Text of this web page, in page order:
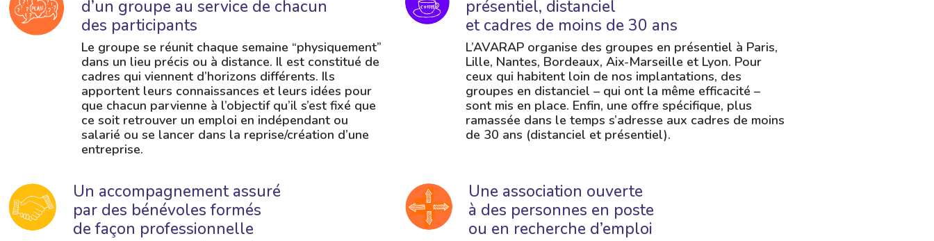
d’un groupe au service de chacun
des participants
Le groupe se réunit chaque semaine “physiquement”
dans un lieu précis ou à distance. Il est constitué de
cadres qui viennent d’horizons différents. Ils
apportent leurs connaissances et leurs idées pour
que chacun parvienne à l’objectif qu’il s’est fixé que
ce soit retrouver un emploi en indépendant ou
salarié ou se lancer dans la reprise/création d’une
entreprise.
présentiel, distanciel
et cadres de moins de 30 ans
L’AVARAP organise des groupes en présentiel à Paris,
Lille, Nantes, Bordeaux, Aix-Marseille et Lyon. Pour
ceux qui habitent loin de nos implantations, des
groupes en distanciel – qui ont la même efficacité –
sont mis en place. Enfin, une offre spécifique, plus
ramassée dans le temps s’adresse aux cadres de moins
de 30 ans (distanciel et présentiel).
Un accompagnement assuré
par des bénévoles formés
de façon professionnelle
Une association ouverte
à des personnes en poste
ou en recherche d’emploi